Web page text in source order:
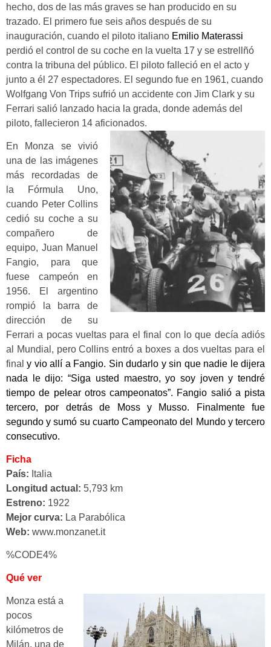
hecho, dos de las más graves se han producido en su
trazado. El primero fue seis años después de su
inauguración, cuando el piloto italiano Emilio Materassi
perdió el control de su coche en la vuelta 17 y se estrellñó
contra la tribuna del público. El piloto falleció en el acto y
junto a él 27 espectadores. El segundo fue en 1961, cuando
Wolfgang Von Trips sufrió un accidente con Jim Clark y su
Ferrari salió lanzado hacia la grada, donde además del
piloto, fallecieron 14 aficionados.
En Monza se vivió
una de las imágenes
más recordadas de
la Fórmula Uno,
cuando Peter Collins
cedió su coche a su
compañero de
equipo, Juan Manuel
Fangio, para que
fuese campeón en
1956. El argentino
rompió la barra de
dirección de su
Ferrari a pocas vueltas para el final con lo que decía adiós
al Mundial, pero Collins entró a boxes a dos vueltas para el
finaly vio allí a Fangio. Sin dudarlo y sin que nadie le dijera
nada le dijo: “Siga usted maestro, yo soy joven y tendré
tiempo de pelear otros campeonatos”. Fangio salió a pista
tercero, por detrás de Moss y Musso. Finalmente fue
segundo y sumó su cuarto Campeonato del Mundo y tercero
consecutivo.
Ficha
País: Italia
Longitud actual: 5,793 km
Estreno: 1922
Mejor curva: La Parabólica
Web: www.monzanet.it
%CODE4%
Qué ver
Monza está a
pocos
kilómetros de
Milán, una de